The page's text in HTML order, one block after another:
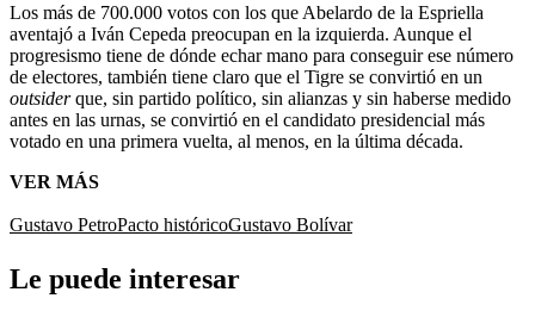
Los más de 700.000 votos con los que Abelardo de la Espriella
aventajó a Iván Cepeda preocupan en la izquierda. Aunque el
progresismo tiene de dónde echar mano para conseguir ese número
de electores, también tiene claro que el Tigre se convirtió en un
outsiderque, sin partido político, sin alianzas y sin haberse medido
antes en las urnas, se convirtió en el candidato presidencial más
votado en una primera vuelta, al menos, en la última década.
VER MÁS
Gustavo PetroPacto históricoGustavo Bolívar
Le puede interesar